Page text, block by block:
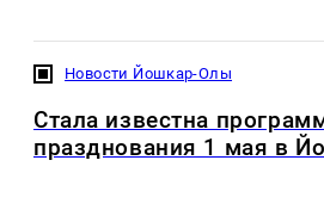
Новости Йошкар-Олы
Стала известна
празднования 1 мая в